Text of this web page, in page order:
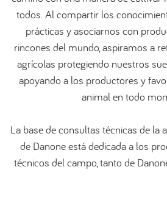
العربية
todos. Al compartir los
prácticas y asociarnos con
rincones del mundo, aspiramos a
agrícolas protegiendo nuestros
apoyando a los productores y
animal en todo
La base de consultas técnicas de la
de Danone está dedicada a los
técnicos del campo, tanto de